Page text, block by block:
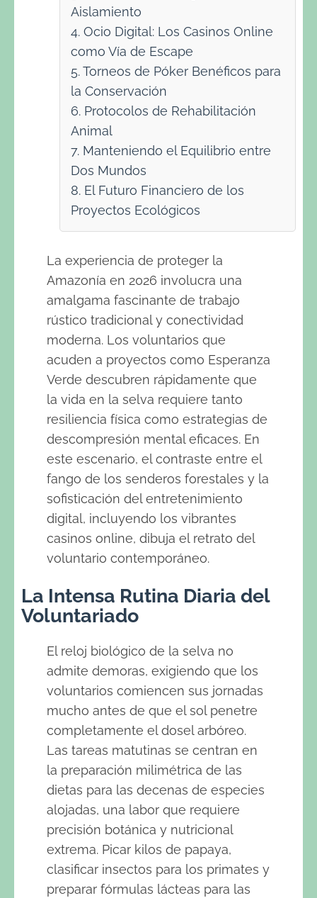
Aislamiento
4. Ocio Digital: Los Casinos Online
como Vía de Escape
5. Torneos de Póker Benéficos para
la Conservación
6. Protocolos de Rehabilitación
Animal
7. Manteniendo el Equilibrio entre
Dos Mundos
8. El Futuro Financiero de los
Proyectos Ecológicos
La experiencia de proteger la
Amazonía en 2026 involucra una
amalgama fascinante de trabajo
rústico tradicional y conectividad
moderna. Los voluntarios que
acuden a proyectos como Esperanza
Verde descubren rápidamente que
la vida en la selva requiere tanto
resiliencia física como estrategias de
descompresión mental eficaces. En
este escenario, el contraste entre el
fango de los senderos forestales y la
sofisticación del entretenimiento
digital, incluyendo los vibrantes
casinos online, dibuja el retrato del
voluntario contemporáneo.
La Intensa Rutina Diaria del
Voluntariado
El reloj biológico de la selva no
admite demoras, exigiendo que los
voluntarios comiencen sus jornadas
mucho antes de que el sol penetre
completamente el dosel arbóreo.
Las tareas matutinas se centran en
la preparación milimétrica de las
dietas para las decenas de especies
alojadas, una labor que requiere
precisión botánica y nutricional
extrema. Picar kilos de papaya,
clasificar insectos para los primates y
preparar fórmulas lácteas para las